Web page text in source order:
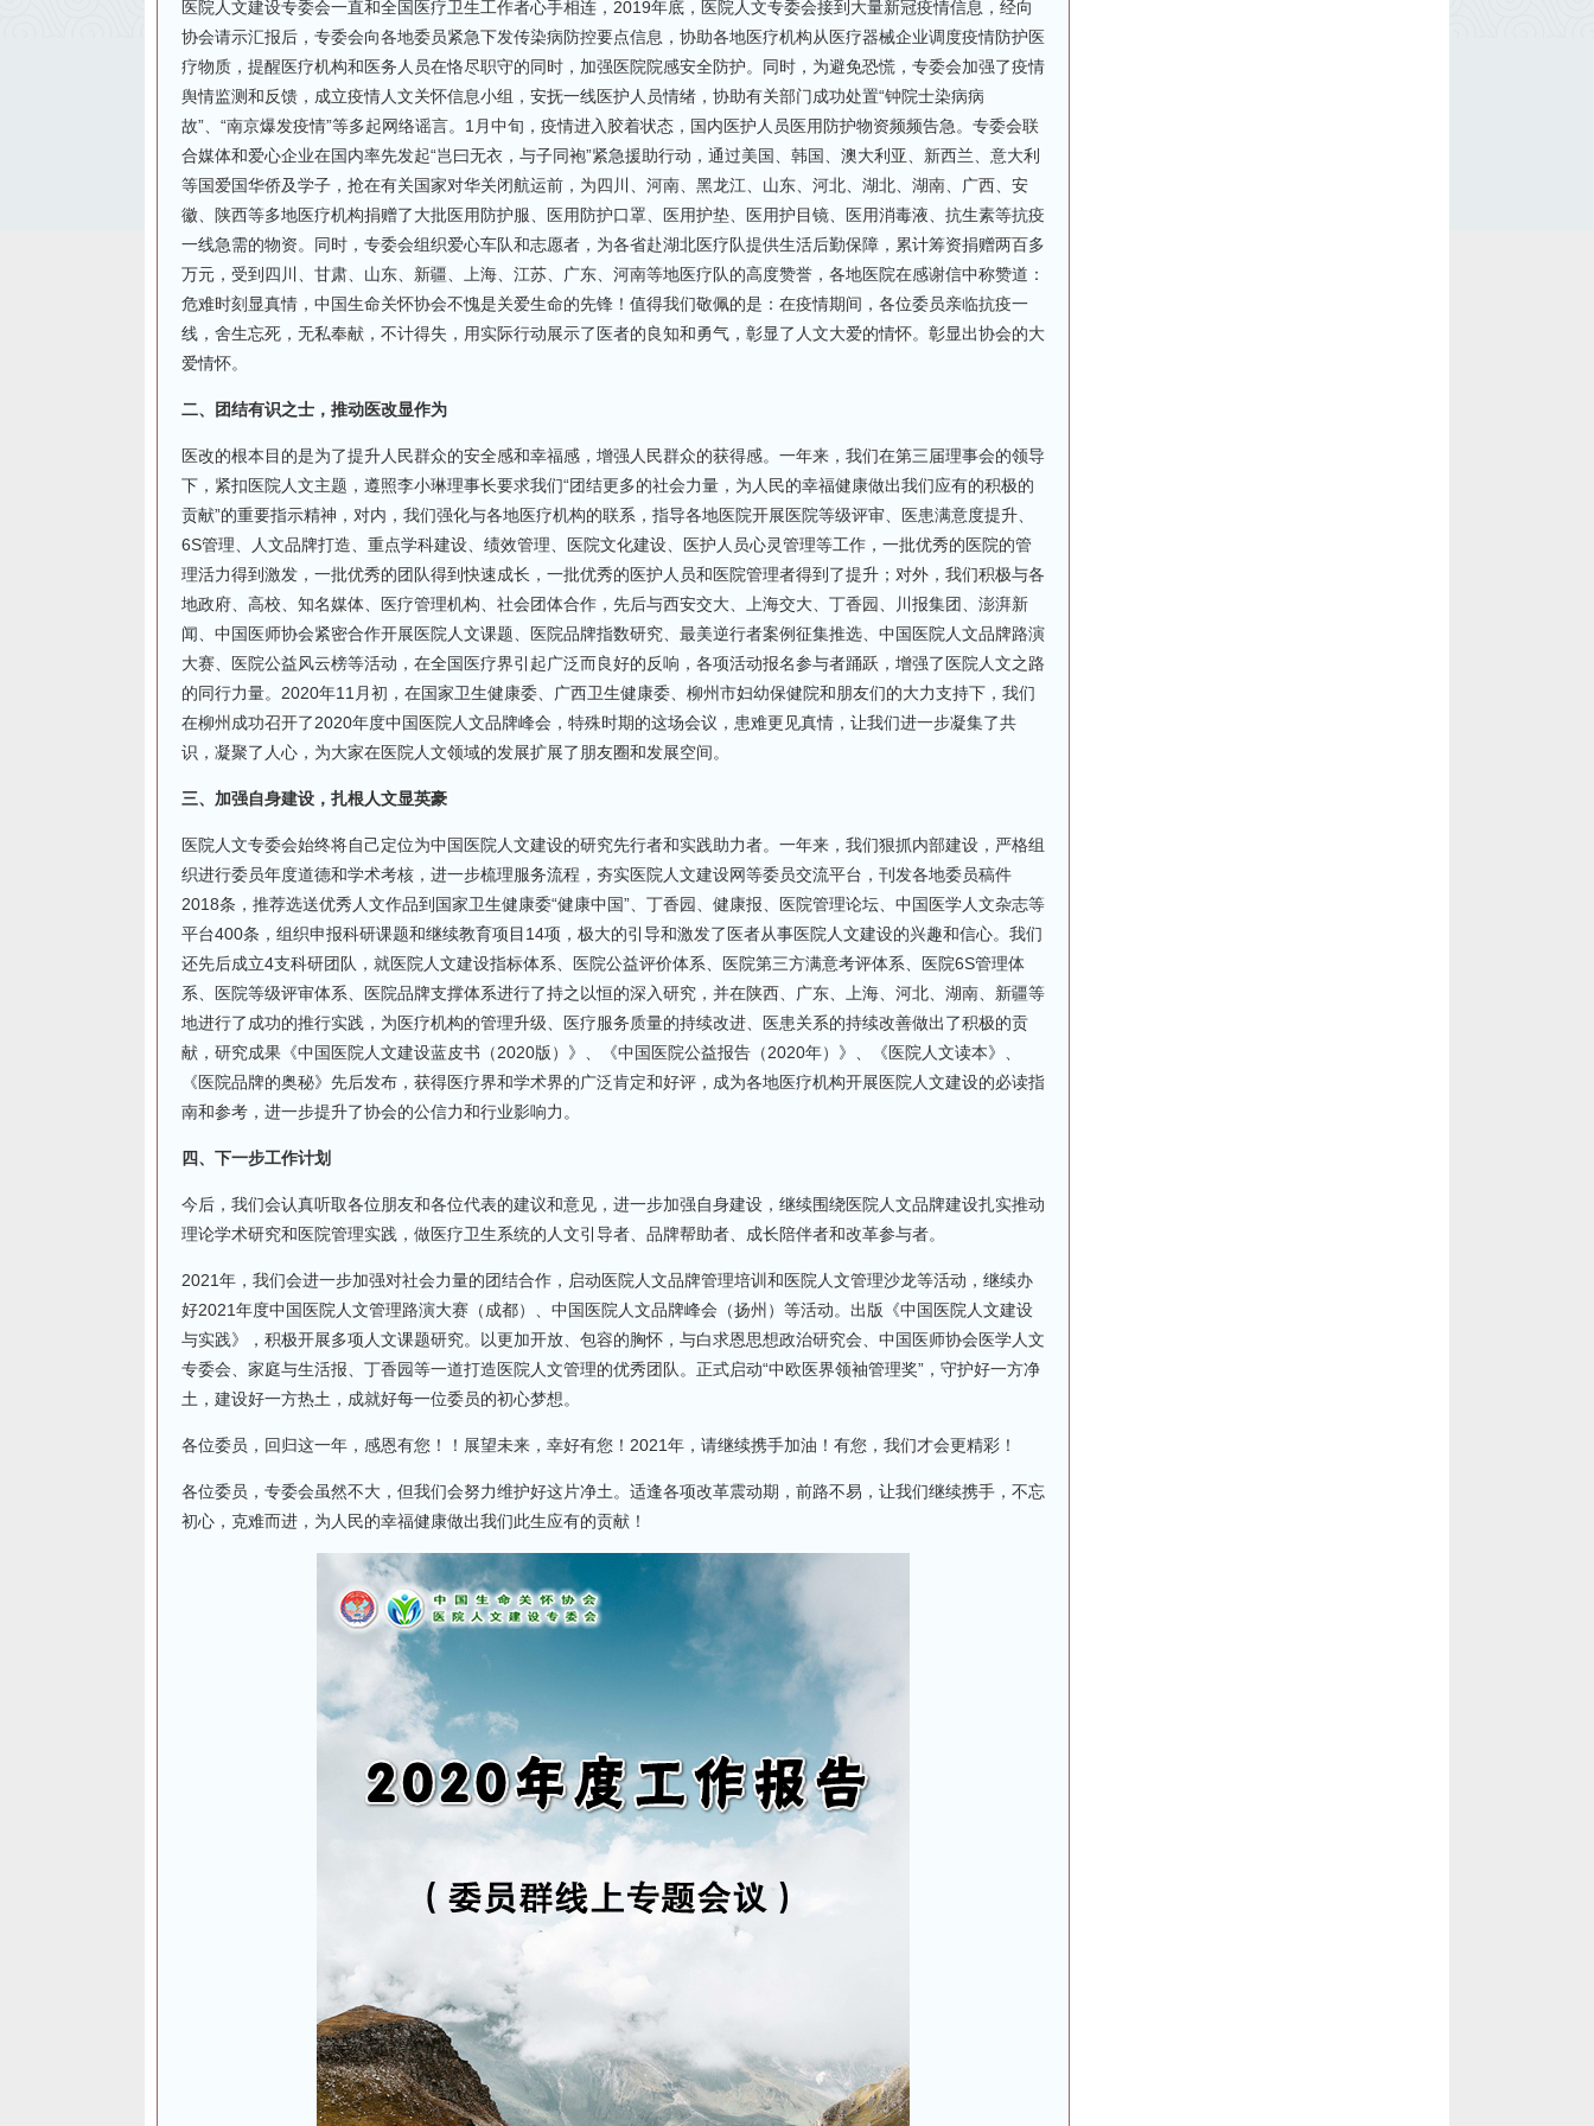
医院人文建设专委会一直和全国医疗卫生工作者心手相连，2019年底，医院人文专委会接到大量新冠疫情信息，经向
协会请示汇报后，专委会向各地委员紧急下发传染病防控要点信息，协助各地医疗机构从医疗器械企业调度疫情防护医
疗物质，提醒医疗机构和医务人员在恪尽职守的同时，加强医院院感安全防护。同时，为避免恐慌，专委会加强了疫情
舆情监测和反馈，成立疫情人文关怀信息小组，安抚一线医护人员情绪，协助有关部门成功处置“钟院士染病病
故”、“南京爆发疫情”等多起网络谣言。1月中旬，疫情进入胶着状态，国内医护人员医用防护物资频频告急。专委会联
合媒体和爱心企业在国内率先发起“岂曰无衣，与子同袍”紧急援助行动，通过美国、韩国、澳大利亚、新西兰、意大利
等国爱国华侨及学子，抢在有关国家对华关闭航运前，为四川、河南、黑龙江、山东、河北、湖北、湖南、广西、安
徽、陕西等多地医疗机构捐赠了大批医用防护服、医用防护口罩、医用护垫、医用护目镜、医用消毒液、抗生素等抗疫
一线急需的物资。同时，专委会组织爱心车队和志愿者，为各省赴湖北医疗队提供生活后勤保障，累计筹资捐赠两百多
万元，受到四川、甘肃、山东、新疆、上海、江苏、广东、河南等地医疗队的高度赞誉，各地医院在感谢信中称赞道：
危难时刻显真情，中国生命关怀协会不愧是关爱生命的先锋！值得我们敬佩的是：在疫情期间，各位委员亲临抗疫一
线，舍生忘死，无私奉献，不计得失，用实际行动展示了医者的良知和勇气，彰显了人文大爱的情怀。彰显出协会的大
爱情怀。
二、团结有识之士，推动医改显作为
医改的根本目的是为了提升人民群众的安全感和幸福感，增强人民群众的获得感。一年来，我们在第三届理事会的领导
下，紧扣医院人文主题，遵照李小琳理事长要求我们“团结更多的社会力量，为人民的幸福健康做出我们应有的积极的
贡献”的重要指示精神，对内，我们强化与各地医疗机构的联系，指导各地医院开展医院等级评审、医患满意度提升、
6S管理、人文品牌打造、重点学科建设、绩效管理、医院文化建设、医护人员心灵管理等工作，一批优秀的医院的管
理活力得到激发，一批优秀的团队得到快速成长，一批优秀的医护人员和医院管理者得到了提升；对外，我们积极与各
地政府、高校、知名媒体、医疗管理机构、社会团体合作，先后与西安交大、上海交大、丁香园、川报集团、澎湃新
闻、中国医师协会紧密合作开展医院人文课题、医院品牌指数研究、最美逆行者案例征集推选、中国医院人文品牌路演
大赛、医院公益风云榜等活动，在全国医疗界引起广泛而良好的反响，各项活动报名参与者踊跃，增强了医院人文之路
的同行力量。2020年11月初，在国家卫生健康委、广西卫生健康委、柳州市妇幼保健院和朋友们的大力支持下，我们
在柳州成功召开了2020年度中国医院人文品牌峰会，特殊时期的这场会议，患难更见真情，让我们进一步凝集了共
识，凝聚了人心，为大家在医院人文领域的发展扩展了朋友圈和发展空间。
三、加强自身建设，扎根人文显英豪
医院人文专委会始终将自己定位为中国医院人文建设的研究先行者和实践助力者。一年来，我们狠抓内部建设，严格组
织进行委员年度道德和学术考核，进一步梳理服务流程，夯实医院人文建设网等委员交流平台，刊发各地委员稿件
2018条，推荐选送优秀人文作品到国家卫生健康委“健康中国”、丁香园、健康报、医院管理论坛、中国医学人文杂志等
平台400条，组织申报科研课题和继续教育项目14项，极大的引导和激发了医者从事医院人文建设的兴趣和信心。我们
还先后成立4支科研团队，就医院人文建设指标体系、医院公益评价体系、医院第三方满意考评体系、医院6S管理体
系、医院等级评审体系、医院品牌支撑体系进行了持之以恒的深入研究，并在陕西、广东、上海、河北、湖南、新疆等
地进行了成功的推行实践，为医疗机构的管理升级、医疗服务质量的持续改进、医患关系的持续改善做出了积极的贡
献，研究成果《中国医院人文建设蓝皮书（2020版）》、《中国医院公益报告（2020年）》、《医院人文读本》、
《医院品牌的奥秘》先后发布，获得医疗界和学术界的广泛肯定和好评，成为各地医疗机构开展医院人文建设的必读指
南和参考，进一步提升了协会的公信力和行业影响力。
四、下一步工作计划
今后，我们会认真听取各位朋友和各位代表的建议和意见，进一步加强自身建设，继续围绕医院人文品牌建设扎实推动
理论学术研究和医院管理实践，做医疗卫生系统的人文引导者、品牌帮助者、成长陪伴者和改革参与者。
2021年，我们会进一步加强对社会力量的团结合作，启动医院人文品牌管理培训和医院人文管理沙龙等活动，继续办
好2021年度中国医院人文管理路演大赛（成都）、中国医院人文品牌峰会（扬州）等活动。出版《中国医院人文建设
与实践》，积极开展多项人文课题研究。以更加开放、包容的胸怀，与白求恩思想政治研究会、中国医师协会医学人文
专委会、家庭与生活报、丁香园等一道打造医院人文管理的优秀团队。正式启动“中欧医界领袖管理奖”，守护好一方净
土，建设好一方热土，成就好每一位委员的初心梦想。
各位委员，回归这一年，感恩有您！！展望未来，幸好有您！2021年，请继续携手加油！有您，我们才会更精彩！
各位委员，专委会虽然不大，但我们会努力维护好这片净土。适逢各项改革震动期，前路不易，让我们继续携手，不忘
初心，克难而进，为人民的幸福健康做出我们此生应有的贡献！